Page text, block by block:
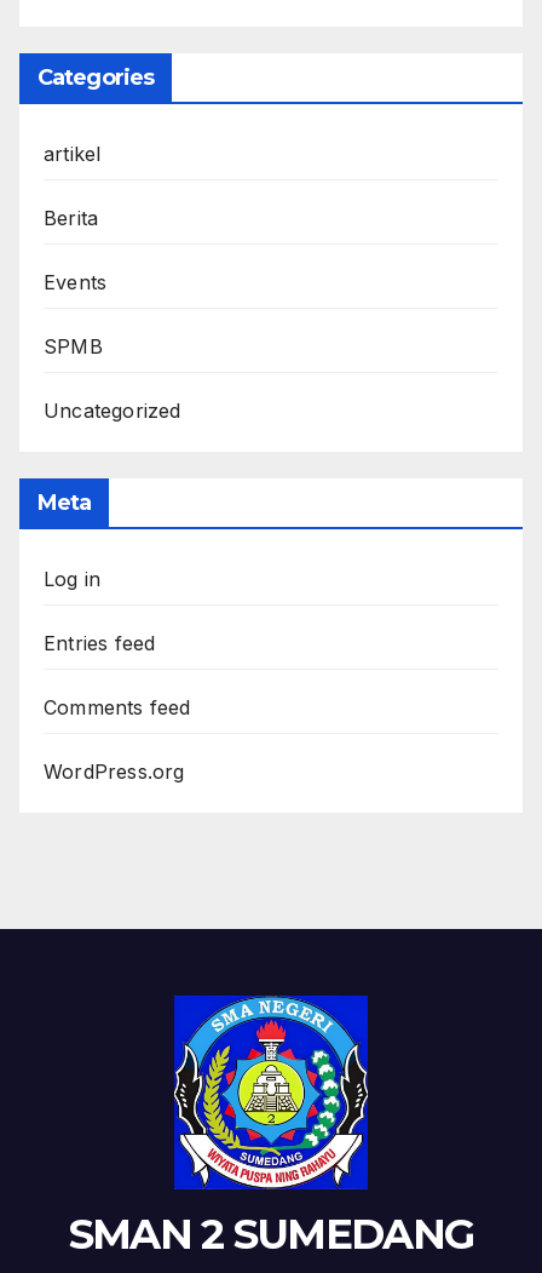
Categories
artikel
Berita
Events
SPMB
Uncategorized
Meta
Log in
Entries feed
Comments feed
WordPress.org
SMAN 2 SUMEDANG